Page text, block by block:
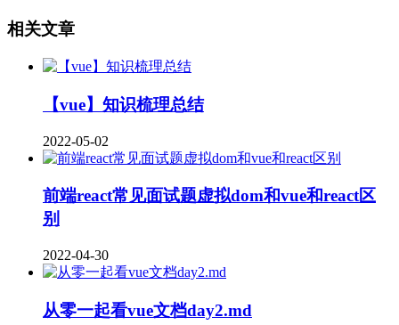
相关文章
【vue】知识梳理总结
2022-05-02
前端react常见面试题虚拟dom和vue和react区
别
2022-04-30
从零一起看vue文档day2.md